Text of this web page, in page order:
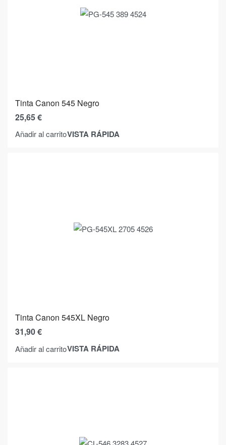
Tinta Canon 545 Negro
25,65€
Añadir al carritoVISTA RÁPIDA
Tinta Canon 545XL Negro
31,90€
Añadir al carritoVISTA RÁPIDA